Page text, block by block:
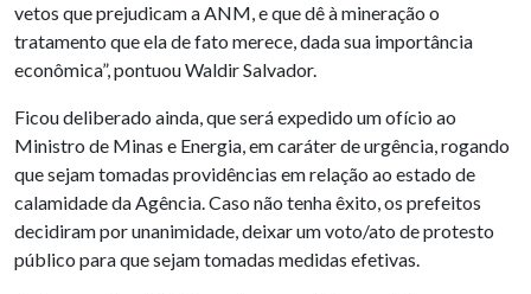
vetos que prejudicam a ANM, e que dê à mineração o
tratamento que ela de fato merece, dada sua importância
econômica”, pontuou Waldir Salvador.
Ficou deliberado ainda, que será expedido um ofício ao
Ministro de Minas e Energia, em caráter de urgência, rogando
que sejam tomadas providências em relação ao estado de
calamidade da Agência. Caso não tenha êxito, os prefeitos
decidiram por unanimidade, deixar um voto/ato de protesto
público para que sejam tomadas medidas efetivas.